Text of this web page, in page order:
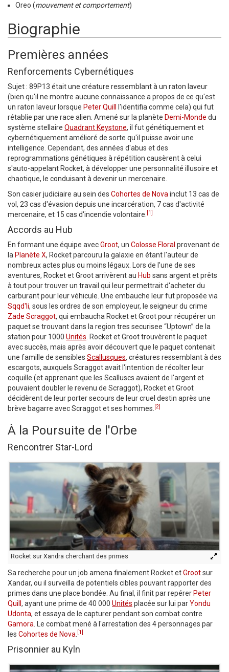
Oreo (mouvement et comportement)
Biographie
Premières années
Renforcements Cybernétiques
Sujet : 89P13 était une créature ressemblant à un raton laveur
(bien qu'il ne montre aucune connaissance a propos de ce qu'est
un raton laveur lorsque Peter Quill
l'identifia comme cela) qui fut
rétablie par une race alien. Amené sur la planète Demi-Monde du
système stellaire Quadrant Keystone, il fut génétiquement et
cybernétiquement amélioré de sorte qu'il puisse avoir une
intelligence. Cependant, des années d'abus et des
reprogrammations génétiques à répétition causèrent à celui
s'auto-appelant Rocket, à développer une personnalité illusoire et
chaotique, le conduisant à devenir un mercenaire.
Son casier judiciaire au sein des Cohortes de Novainclut 13 cas de
vol, 23 cas d'évasion depuis une incarcération, 7 cas d'activité
mercenaire, et 15 cas d'incendie volontaire. [1]
Accords au Hub
En formant une équipe avecGroot, un Colosse Floral provenant de
la Planète X, Rocket parcouru la galaxie en étant l'auteur de
nombreux actes plus ou moins légaux. Lors de l'une de ses
aventures, Rocket et Groot arrivèrent au Hub sans argent et prêts
à tout pour trouver un travail qui leur permettrait d'acheter du
carburant pour leur véhicule. Une embauche leur fut proposée via
Sqqd'li, sous les ordres de son employeur, le seigneur du crime
Zade Scraggot, qui embaucha Rocket et Groot pour récupérer un
paquet se trouvant dans la region tres securisee “Uptown” de la
station pour 1000 Unités. Rocket et Groot trouvèrent le paquet
avec succès, mais après avoir découvert que le paquet contenait
une famille de sensibles Scallusques, créatures ressemblant à des
escargots, auxquels Scraggot avait l'intention de récolter leur
coquille (et apprenant que les Scalluscs avaient de l'argent et
pouvaient doubler le revenu de Scraggot), Rocket et Groot
décidèrent de leur porter secours de leur cruel destin après une
brève bagarre avec Scraggot et ses hommes. [2]
À la Poursuite de l'Orbe
Rencontrer Star-Lord
Rocket sur Xandra cherchant des primes
Sa recherche pour un job amena finalement Rocket etGrootsur
Xandar, ou il surveilla de potentiels cibles pouvant rapporter des
primes dans une place bondée. Au final, il finit par repérer Peter
Quill , ayant une prime de 40 000 Unités placée sur lui parYondu
Udonta, et essaya de le capturer pendant son combat contre
Gamora . Le combat mené à l'arrestation des 4 personnages par
les Cohortes de Nova [1]
Prisonnier au Kyln